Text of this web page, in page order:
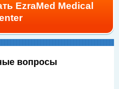
EzraMed Medical
вопросы